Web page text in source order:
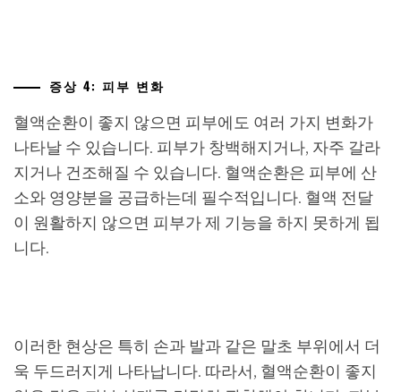
증상 4: 피부 변화
혈액순환이 좋지 않으면 피부에도 여러 가지 변화가
나타날 수 있습니다. 피부가 창백해지거나, 자주 갈라
지거나 건조해질 수 있습니다. 혈액순환은 피부에 산
소와 영양분을 공급하는데 필수적입니다. 혈액 전달
이 원활하지 않으면 피부가 제 기능을 하지 못하게 됩
니다.
이러한 현상은 특히 손과 발과 같은 말초 부위에서 더
욱 두드러지게 나타납니다. 따라서, 혈액순환이 좋지